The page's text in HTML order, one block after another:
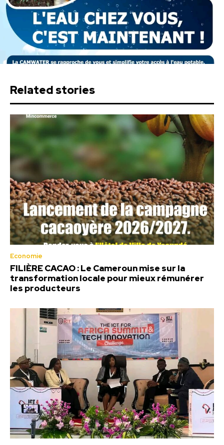
Related stories
Economie
FILIÈRE CACAO : Le Cameroun mise sur la
transformation locale pour mieux rémunérer
les producteurs